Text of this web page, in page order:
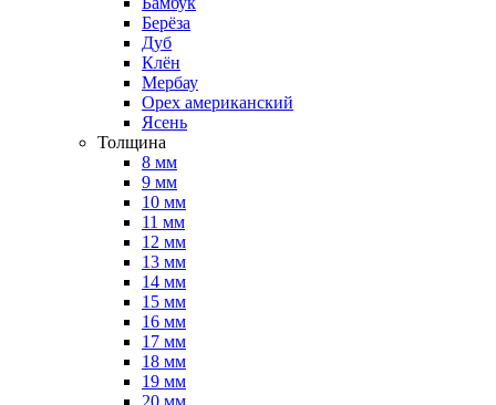
Берёза
Дуб
Клён
Мербау
Орех американский
Ясень
Толщина
8 мм
9 мм
10 мм
11 мм
12 мм
13 мм
14 мм
15 мм
16 мм
17 мм
18 мм
19 мм
20 мм